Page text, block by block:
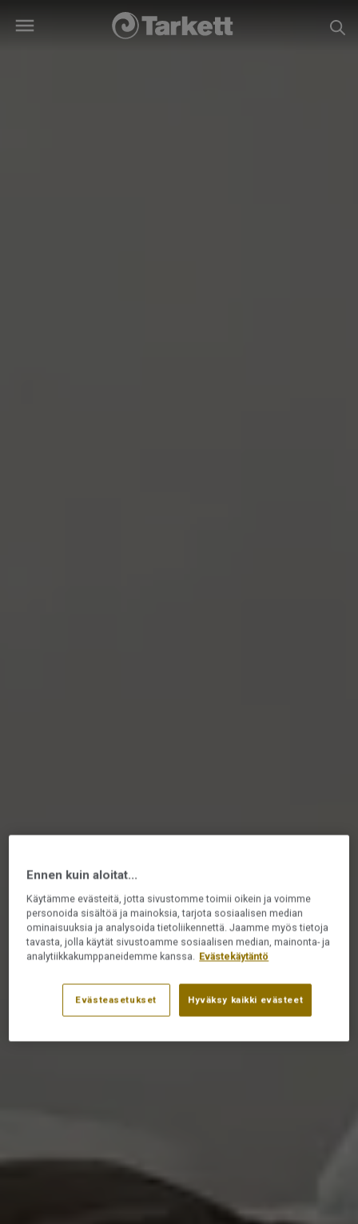
Ennen kuin aloitat...
Käytämme evästeitä, jotta sivustomme toimii oikein ja voimme
personoida sisältöä ja mainoksia, tarjota sosiaalisen median
ominaisuuksia ja analysoida tietoliikennettä. Jaamme myös tietoja
tavasta, jolla käytät sivustoamme sosiaalisen median, mainonta- ja
analytiikkakumppaneidemme kanssa. Evästekäytäntö
Evästeasetukset Hyväksy kaikki evästeet